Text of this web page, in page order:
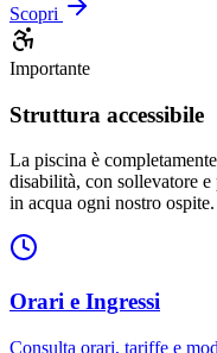
Scopri
Importante
Struttura accessibile
La piscina è
disabilità, con sollevatore
in acqua ogni nostro ospite.
Orari e Ingressi
Consulta orari, tariffe e